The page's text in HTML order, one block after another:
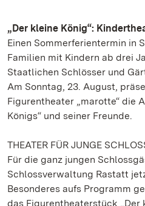
„Der kleine König“:
Einen Sommerferientermin in
Familien mit Kindern ab drei
Staatlichen Schlösser und
Am Sonntag, 23. August,
Figurentheater „marotte“ die
Königs“ und seiner Freunde.
THEATER FÜR JUNGE
Für die ganz jungen
Schlossverwaltung Rastatt
Besonderes aufs Programm
das Figurentheaterstück „Der